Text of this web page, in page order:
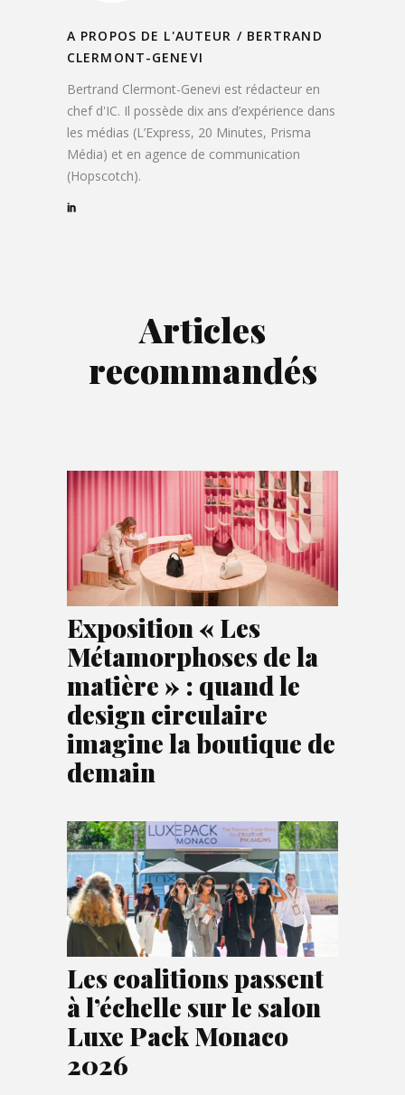
A PROPOS DE L'AUTEUR / BERTRAND
CLERMONT-GENEVI
Bertrand Clermont-Genevi est rédacteur en
chef d'IC. Il possède dix ans d’expérience dans
les médias (L’Express, 20 Minutes, Prisma
Média) et en agence de communication
(Hopscotch).
Articles
recommandés
Exposition « Les
Métamorphoses de la
matière » : quand le
design circulaire
imagine la boutique de
demain
Les coalitions passent
à l’échelle sur le salon
Luxe Pack Monaco
2026